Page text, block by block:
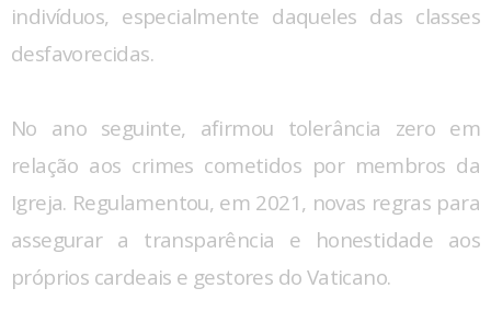
indivíduos, especialmente daqueles das classes
desfavorecidas.
No ano seguinte, afirmou tolerância zero em
relação aos crimes cometidos por membros da
Igreja. Regulamentou, em 2021, novas regras para
assegurar a transparência e honestidade aos
próprios cardeais e gestores do Vaticano.